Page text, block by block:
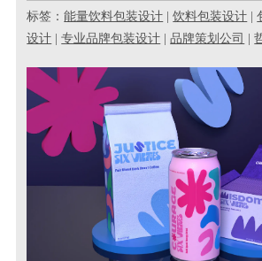
标签：能量饮料包装设计 |饮料包装设计 |
设计 |专业品牌包装设计 |品牌策划公司 |